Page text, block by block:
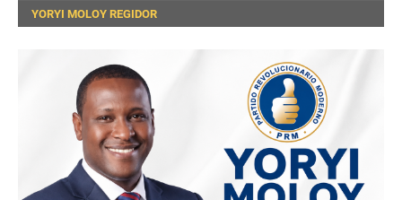
YORYI MOLOY REGIDOR